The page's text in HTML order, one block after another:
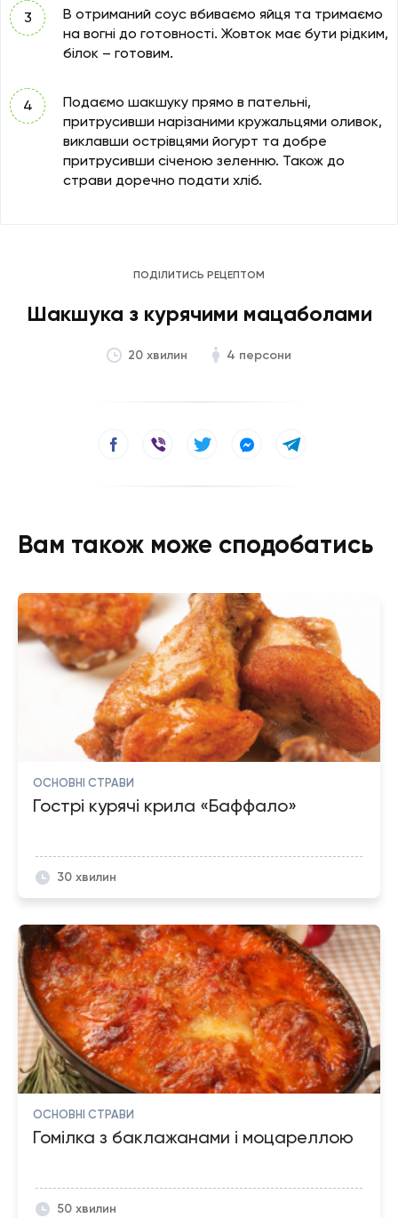
В отриманий соус вбиваємо яйця та тримаємо
на вогні до готовності. Жовток має бути рідким,
білок – готовим.
Подаємо шакшуку прямо в пательні,
притрусивши нарізаними кружальцями оливок,
виклавши острівцями йогурт та добре
притрусивши січеною зеленню. Також до
страви доречно подати хліб.
ПОДІЛИТИСЬ РЕЦЕПТОМ
Шакшука з курячими мацаболами
20 хвилин 4 персони
Вам також може сподобатись
ОСНОВНІ СТРАВИ
Гострі курячі крила «Баффало»
30 хвилин
ОСНОВНІ СТРАВИ
Гомілка з баклажанами і моцареллою
50 хвилин